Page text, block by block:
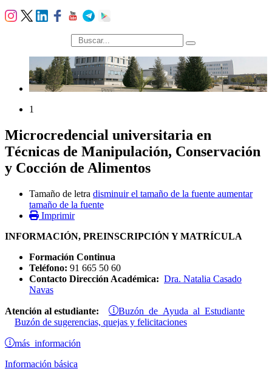
búsqueda
1
Microcredencial universitaria en
Técnicas de Manipulación, Conservación
y Cocción de Alimentos
Tamaño de letra disminuir el tamaño de la fuente aumentar
tamaño de la fuente
Imprimir
INFORMACIÓN, PREINSCRIPCIÓN Y MATRÍCULA
Formación Continua
Teléfono: 91 665 50 60
Contacto Dirección Académica: Dra. Natalia Casado
Navas
Atención al estudiante: Buzón de Ayuda al Estudiante
Buzón de sugerencias, quejas y felicitaciones
más información
Información básica